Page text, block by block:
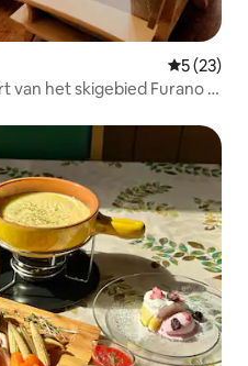
5 (23)
van het skigebied Furano -